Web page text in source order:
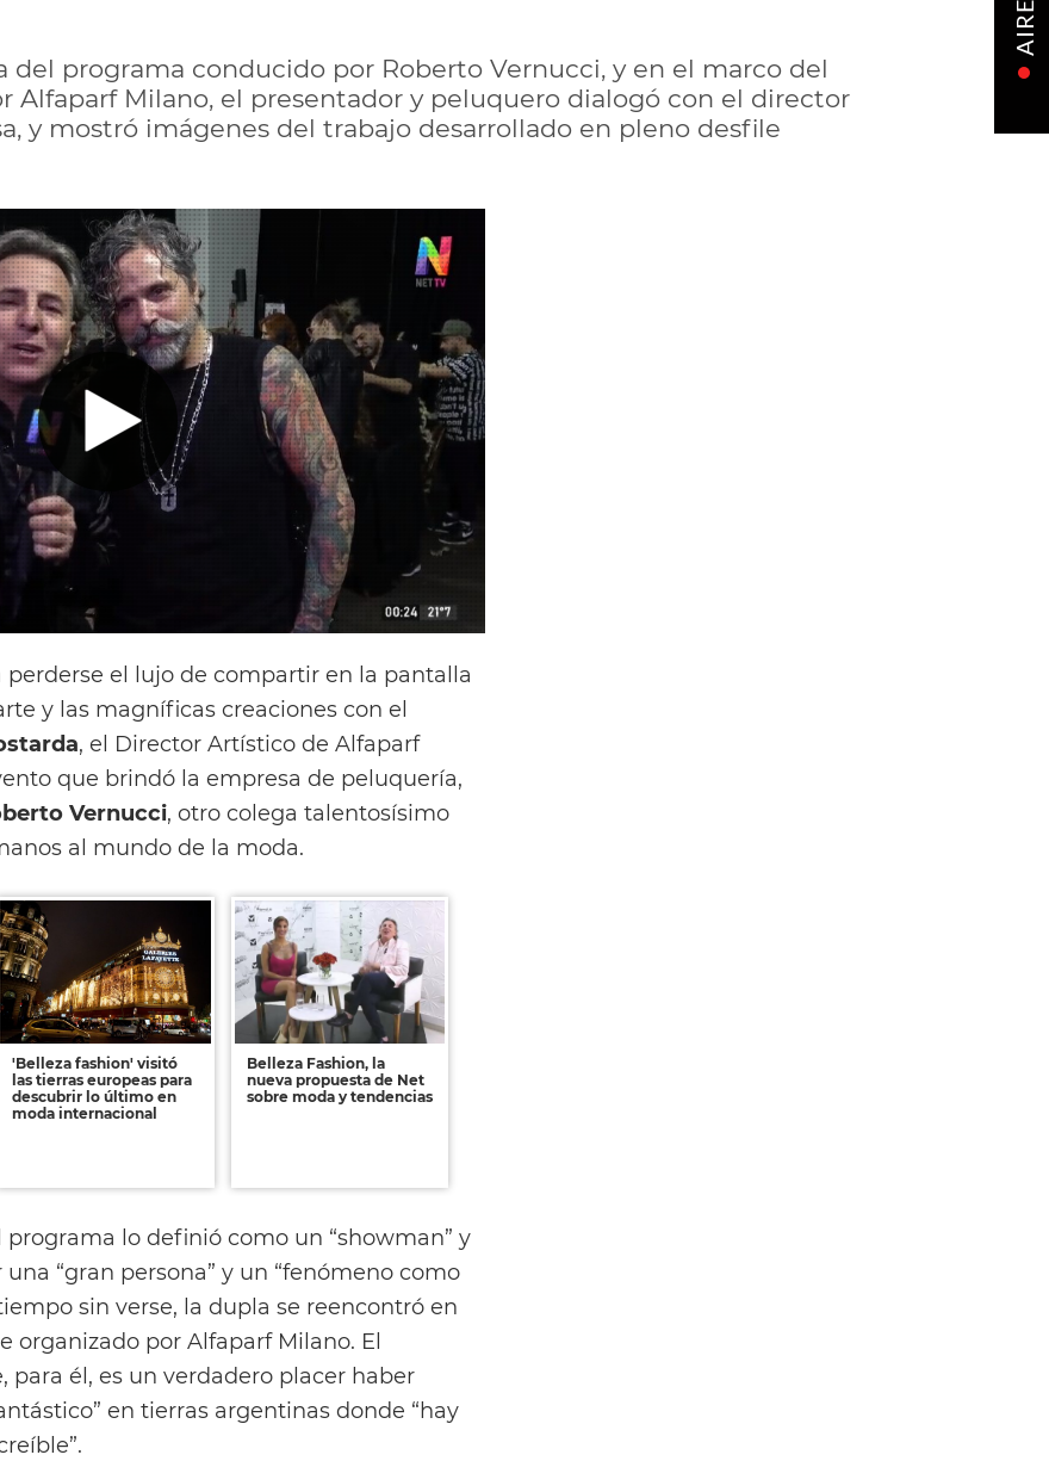
del programa conducido por Roberto Vernucci, y en el marco del
Alfaparf Milano, el presentador y peluquero dialogó con el director
y mostró imágenes del trabajo desarrollado en pleno desfile
perderse el lujo de compartir en la pantalla
y las magníficas creaciones con el
, el Director Artístico de Alfaparf
que brindó la empresa de peluquería,
Vernucci, otro colega talentosísimo
al mundo de la moda.
'Belleza fashion' visitó
las tierras europeas para
descubrir lo último en
moda internacional
Belleza Fashion, la
nueva propuesta de Net
sobre moda y tendencias
lo definió como un “showman” y
una “gran persona” y un “fenómeno como
sin verse, la dupla se reencontró en
organizado por Alfaparf Milano. El
para él, es un verdadero placer haber
en tierras argentinas donde “hay
AIRE